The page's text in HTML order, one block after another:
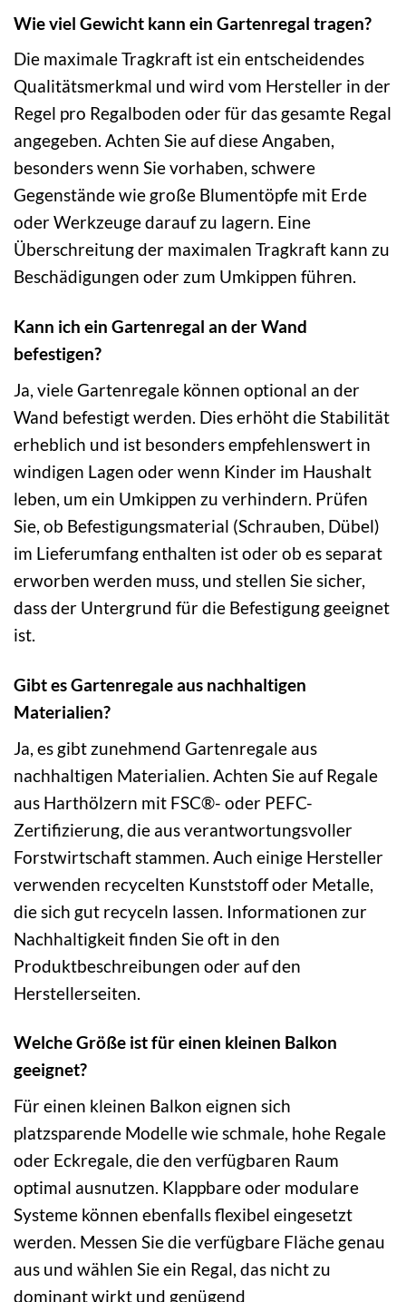
Wie viel Gewicht kann ein Gartenregal tragen?
Die maximale Tragkraft ist ein entscheidendes
Qualitätsmerkmal und wird vom Hersteller in der
Regel pro Regalboden oder für das gesamte Regal
angegeben. Achten Sie auf diese Angaben,
besonders wenn Sie vorhaben, schwere
Gegenstände wie große Blumentöpfe mit Erde
oder Werkzeuge darauf zu lagern. Eine
Überschreitung der maximalen Tragkraft kann zu
Beschädigungen oder zum Umkippen führen.
Kann ich ein Gartenregal an der Wand
befestigen?
Ja, viele Gartenregale können optional an der
Wand befestigt werden. Dies erhöht die Stabilität
erheblich und ist besonders empfehlenswert in
windigen Lagen oder wenn Kinder im Haushalt
leben, um ein Umkippen zu verhindern. Prüfen
Sie, ob Befestigungsmaterial (Schrauben, Dübel)
im Lieferumfang enthalten ist oder ob es separat
erworben werden muss, und stellen Sie sicher,
dass der Untergrund für die Befestigung geeignet
ist.
Gibt es Gartenregale aus nachhaltigen
Materialien?
Ja, es gibt zunehmend Gartenregale aus
nachhaltigen Materialien. Achten Sie auf Regale
aus Harthölzern mit FSC®- oder PEFC-
Zertifizierung, die aus verantwortungsvoller
Forstwirtschaft stammen. Auch einige Hersteller
verwenden recycelten Kunststoff oder Metalle,
die sich gut recyceln lassen. Informationen zur
Nachhaltigkeit finden Sie oft in den
Produktbeschreibungen oder auf den
Herstellerseiten.
Welche Größe ist für einen kleinen Balkon
geeignet?
Für einen kleinen Balkon eignen sich
platzsparende Modelle wie schmale, hohe Regale
oder Eckregale, die den verfügbaren Raum
optimal ausnutzen. Klappbare oder modulare
Systeme können ebenfalls flexibel eingesetzt
werden. Messen Sie die verfügbare Fläche genau
aus und wählen Sie ein Regal, das nicht zu
dominant wirkt und genügend